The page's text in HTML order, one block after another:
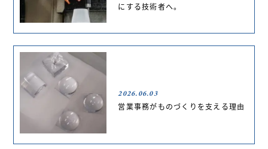
にする技術者へ。
2026.06.03
営業事務がものづくりを支える理由